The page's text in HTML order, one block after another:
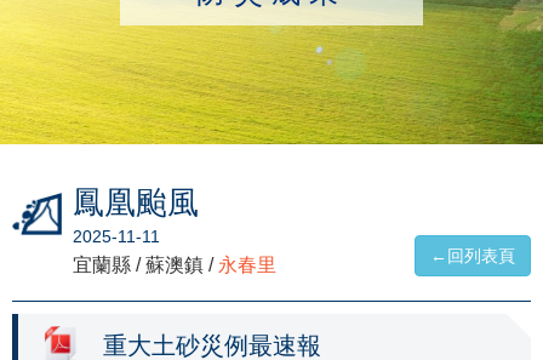
鳳凰颱風
2025-11-11
宜蘭縣 / 蘇澳鎮 / 永春里 ←回列表頁
重大土砂災例最速報